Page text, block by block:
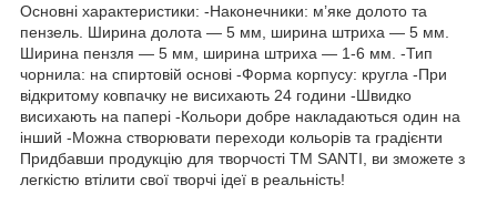
Основні характеристики: -Наконечники: м’яке долото та
пензель. Ширина долота — 5 мм, ширина штриха — 5 мм.
Ширина пензля — 5 мм, ширина штриха — 1-6 мм. -Тип
чорнила: на спиртовій основі -Форма корпусу: кругла -При
відкритому ковпачку не висихають 24 години -Швидко
висихають на папері -Кольори добре накладаються один на
інший -Можна створювати переходи кольорів та градієнти
Придбавши продукцію для творчості ТМ SANTI, ви зможете з
легкістю втілити свої творчі ідеї в реальність!